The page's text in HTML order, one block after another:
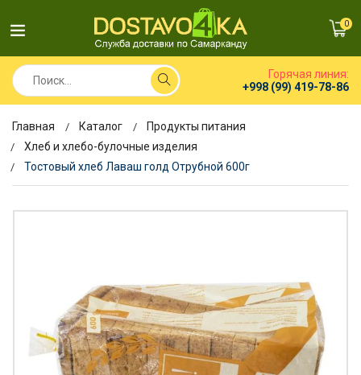
0
Горячая линия:
+998 (99) 419-78-86
Главная Каталог
Продукты питания
Хлеб и хлебо-булочные изделия
Тостовый хлеб Лаваш голд Отрубной 600г